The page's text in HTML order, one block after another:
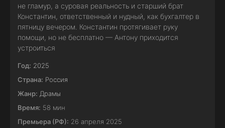
не гламур, а суровая реальность и старший брат
Константин, ответственный и нудный, как бухгалтер в
пятницу вечером. Константин протягивает руку
помощи, но не бесплатно — Антону приходится
устроиться
Год: 2025
Страна: Россия
Жанр: Драмы
Время: 58 мин
Премьера (РФ): 26 апреля 2025